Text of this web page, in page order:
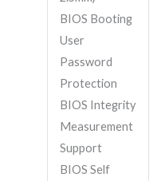
BIOS Booting
User
Password
Protection
BIOS Integrity
Measurement
Support
BIOS Self